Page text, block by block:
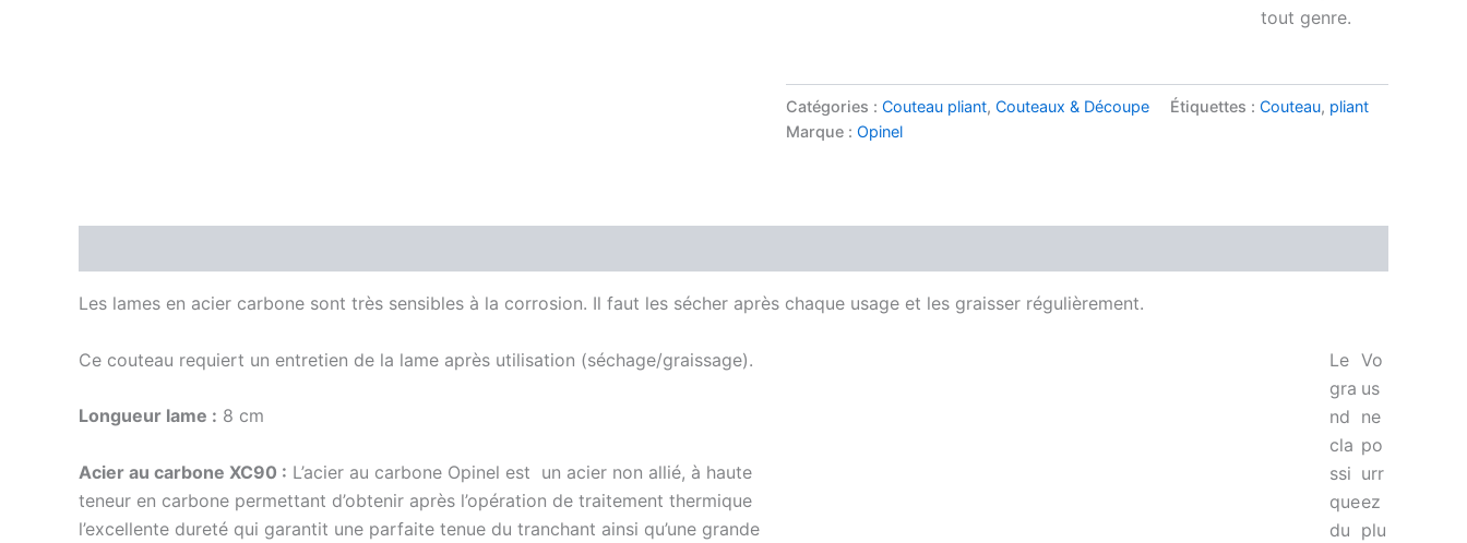
tout genre.
Catégories : Couteau pliant, Couteaux & Découpe Étiquettes : Couteau, pliant
Marque : Opinel
Les lames en acier carbone sont très sensibles à la corrosion. Il faut les sécher après chaque usage et les graisser régulièrement.
Vo
us
ne
po
urr
ez
plu
Le
gra
nd
cla
ssi
que
du
Ce couteau requiert un entretien de la lame après utilisation (séchage/graissage).
Longueur lame : 8 cm
Acier au carbone XC90 : L’acier au carbone Opinel est un acier non allié, à haute
teneur en carbone permettant d’obtenir après l’opération de traitement thermique
l’excellente dureté qui garantit une parfaite tenue du tranchant ainsi qu’une grande